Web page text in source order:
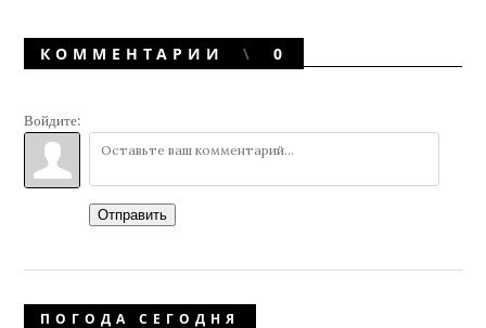
КОММЕНТАРИИ 0
Войдите:
Отправить
ПОГОДА СЕГОДНЯ